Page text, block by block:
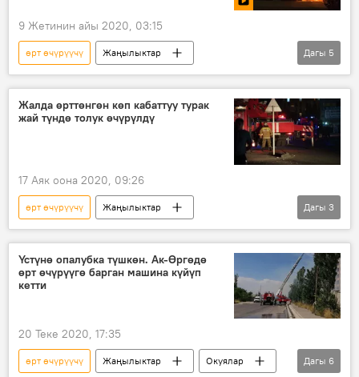
9 Жетинин айы 2020, 03:15
өрт өчүрүүчү
Жаңылыктар
Кыргызстан
Окуялар
Видео
Мультимедиа
Орто-Сай базары
чектөө
Дагы 5
Жалда өрттөнгөн көп кабаттуу турак
жай түндө толук өчүрүлдү
17 Аяк оона 2020, 09:26
өрт өчүрүүчү
Жаңылыктар
Кыргызстан
Окуялар
көп кабаттуу үй
турак жай
Дагы 3
Үстүнө опалубка түшкөн. Ак-Өргөдө
өрт өчүрүүгө барган машина күйүп
кетти
20 Теке 2020, 17:35
өрт өчүрүүчү Жаңылыктар
Окуялар
Дагы 6